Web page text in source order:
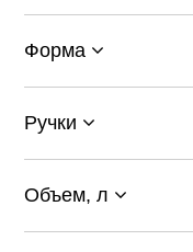
Форма
Ручки
Объем, л